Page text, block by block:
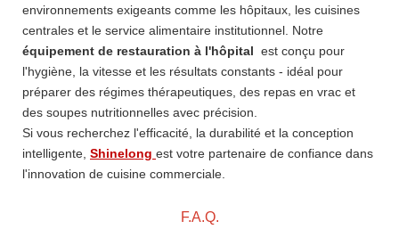
environnements exigeants comme les hôpitaux, les cuisines
centrales et le service alimentaire institutionnel. Notre
équipement de restauration à l'hôpital est conçu pour
l'hygiène, la vitesse et les résultats constants - idéal pour
préparer des régimes thérapeutiques, des repas en vrac et
des soupes nutritionnelles avec précision.
Si vous recherchez l'efficacité, la durabilité et la conception
intelligente, Shinelong est votre partenaire de confiance dans
l'innovation de cuisine commerciale.
F.A.Q.